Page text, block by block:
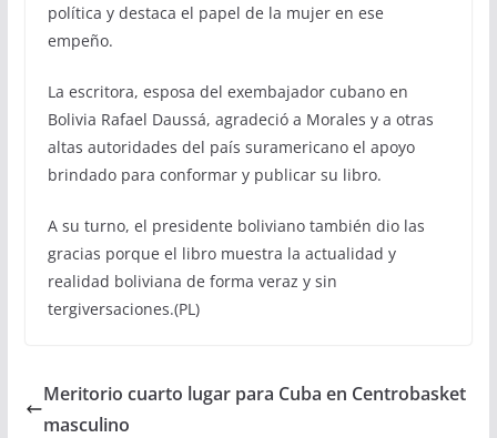
política y destaca el papel de la mujer en ese
empeño.
La escritora, esposa del exembajador cubano en
Bolivia Rafael Daussá, agradeció a Morales y a otras
altas autoridades del país suramericano el apoyo
brindado para conformar y publicar su libro.
A su turno, el presidente boliviano también dio las
gracias porque el libro muestra la actualidad y
realidad boliviana de forma veraz y sin
tergiversaciones.(PL)
Meritorio cuarto lugar para Cuba en Centrobasket
masculino